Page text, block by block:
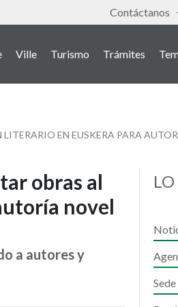
Outils
Contáctanos
Ville Turismo Trámites
EN EUSKERA PARA
obras al
novel
a autores y